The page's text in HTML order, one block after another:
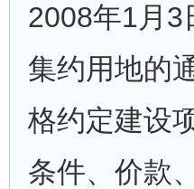
2008年1月3
集约用地的
格约定建设
条件、价款